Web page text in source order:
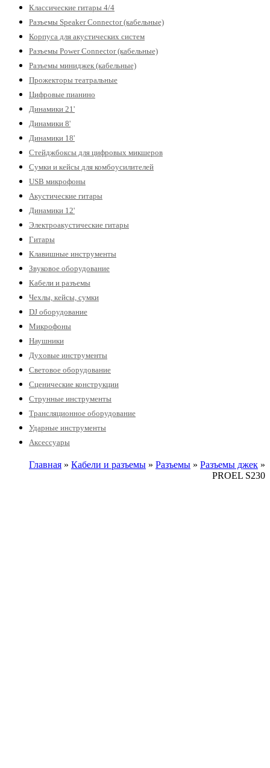
Классические гитары 4/4
Разъемы Speaker Connector (кабельные)
Корпуса для акустических систем
Разъемы Power Connector (кабельные)
Разъемы миниджек (кабельные)
Прожекторы театральные
Цифровые пианино
Динамики 21'
Динамики 8'
Динамики 18'
Стейджбоксы для цифровых микшеров
Сумки и кейсы для комбоусилителей
USB микрофоны
Акустические гитары
Динамики 12'
Электроакустические гитары
Гитары
Клавишные инструменты
Звуковое оборудование
Кабели и разъемы
Чехлы, кейсы, сумки
DJ оборудование
Микрофоны
Наушники
Духовые инструменты
Световое оборудование
Сценические конструкции
Струнные инструменты
Трансляционное оборудование
Ударные инструменты
Аксессуары
Главная » Кабели и разъемы » Разъемы » Разъемы джек »
PROEL S230